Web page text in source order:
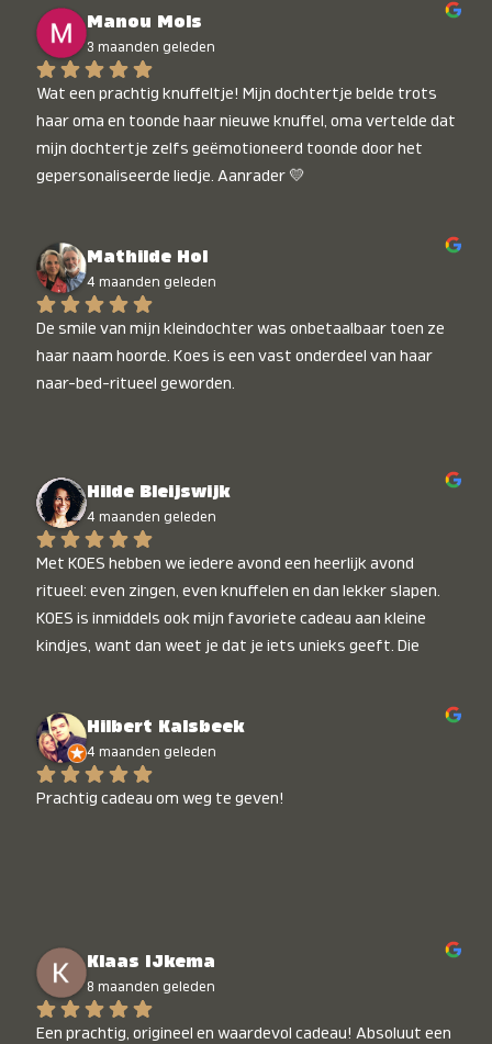
Manou Mols
3 maanden geleden
Wat een prachtig knuffeltje! Mijn dochtertje belde trots
haar oma en toonde haar nieuwe knuffel, oma vertelde dat
mijn dochtertje zelfs geëmotioneerd toonde door het
gepersonaliseerde liedje. Aanrader 💛
Mathilde Hol
4 maanden geleden
De smile van mijn kleindochter was onbetaalbaar toen ze
haar naam hoorde. Koes is een vast onderdeel van haar
naar-bed-ritueel geworden.
Hilde Bleijswijk
4 maanden geleden
Met KOES hebben we iedere avond een heerlijk avond
ritueel: even zingen, even knuffelen en dan lekker slapen.
KOES is inmiddels ook mijn favoriete cadeau aan kleine
kindjes, want dan weet je dat je iets unieks geeft. Die
Hilbert Kalsbeek
4 maanden geleden
Prachtig cadeau om weg te geven!
Klaas IJkema
8 maanden geleden
Een prachtig, origineel en waardevol cadeau! Absoluut een